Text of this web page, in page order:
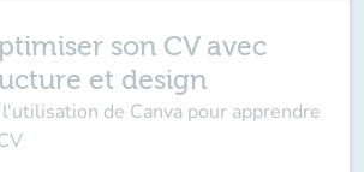
son CV avec
et design
de Canva pour apprendre